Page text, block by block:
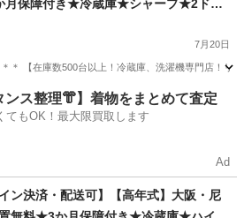
月保障付き★冷蔵庫★シャープ★2ドア
D15J-H★IR-1935
7月20日
＊ 【在庫数500台以上！冷蔵庫、洗濯機専門店！
キッチン家電 無料
ンス整理👘】着物をまとめて査定
てもOK！最大限買取します
Ad
イン決済・配送可】【高年式】大阪・尼